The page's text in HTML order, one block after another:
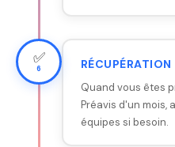
✅
6 RÉCUPÉRATION
Quand vous êtes
Préavis d'un mois,
équipes si besoin.